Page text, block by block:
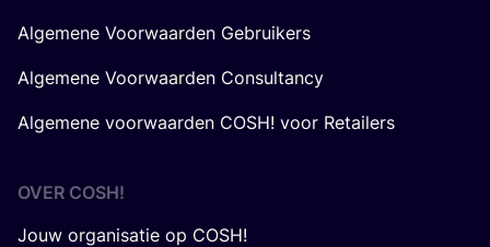
Algemene Voorwaarden Gebruikers
Algemene Voorwaarden Consultancy
Algemene voorwaarden COSH! voor Retailers
OVER COSH!
Jouw organisatie op COSH!